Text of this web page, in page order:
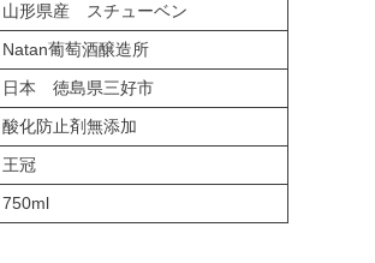
山形県産 スチューベン
Natan葡萄酒醸造所
日本 徳島県三好市
酸化防止剤無添加
王冠
750ml